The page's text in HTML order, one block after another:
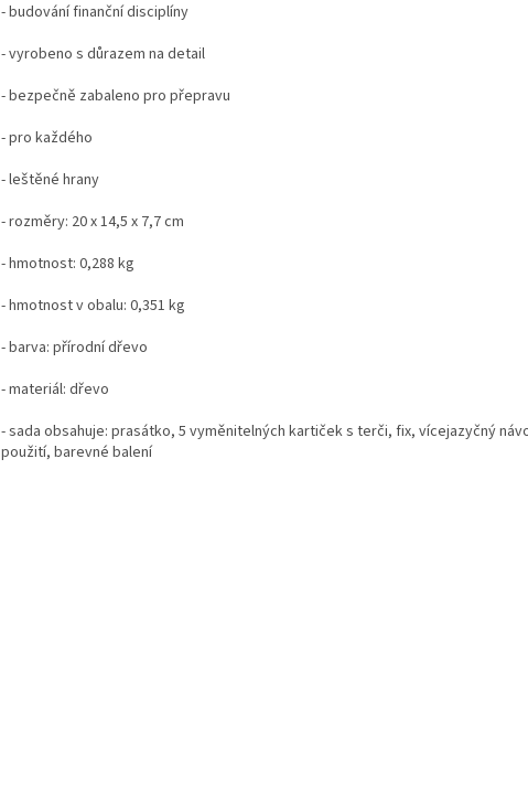
- budování finanční disciplíny
- vyrobeno s důrazem na detail
- bezpečně zabaleno pro přepravu
- pro každého
- leštěné hrany
- rozměry: 20 x 14,5 x 7,7 cm
- hmotnost: 0,288 kg
- hmotnost v obalu: 0,351 kg
- barva: přírodní dřevo
- materiál: dřevo
- sada obsahuje: prasátko, 5 vyměnitelných kartiček s terči, fix, vícejazyčný
použití, barevné balení